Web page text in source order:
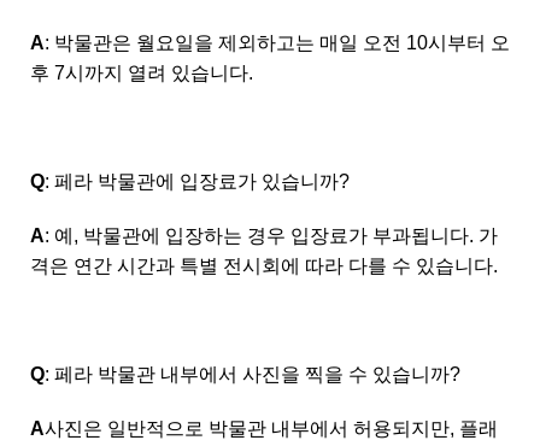
A: 박물관은 월요일을 제외하고는 매일 오전 10시부터 오
후 7시까지 열려 있습니다.
Q: 페라 박물관에 입장료가 있습니까?
A: 예, 박물관에 입장하는 경우 입장료가 부과됩니다. 가
격은 연간 시간과 특별 전시회에 따라 다를 수 있습니다.
Q: 페라 박물관 내부에서 사진을 찍을 수 있습니까?
A사진은 일반적으로 박물관 내부에서 허용되지만, 플래